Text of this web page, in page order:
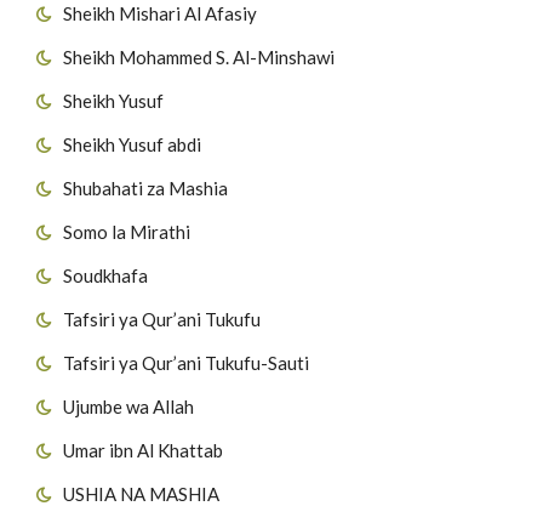
Sheikh Mishari Al Afasiy
Sheikh Mohammed S. Al-Minshawi
Sheikh Yusuf
Sheikh Yusuf abdi
Shubahati za Mashia
Somo la Mirathi
Soudkhafa
Tafsiri ya Qur’ani Tukufu
Tafsiri ya Qur’ani Tukufu-Sauti
Ujumbe wa Allah
Umar ibn Al Khattab
USHIA NA MASHIA